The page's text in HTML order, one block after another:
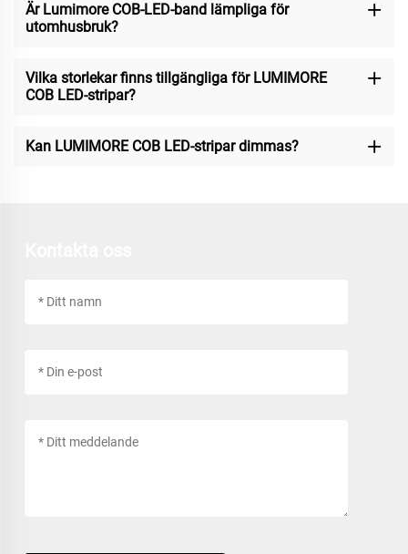
Är Lumimore COB-LED-band lämpliga för
utomhusbruk?
Vilka storlekar finns tillgängliga för LUMIMORE
COB LED-stripar?
Kan LUMIMORE COB LED-stripar dimmas?